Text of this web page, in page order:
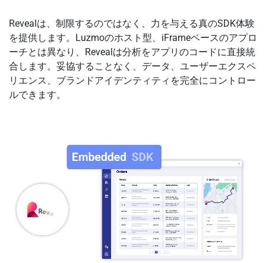
Revealは、制限するのではなく、力を与える真のSDK体験
を提供します。Luzmoのホスト型、iFrameベースのアプロ
ーチとは異なり、Revealは分析をアプリのコードに直接統
合します。妥協することなく、データ、ユーザーエクスペ
リエンス、ブランドアイデンティティを完全にコントロー
ルできます。